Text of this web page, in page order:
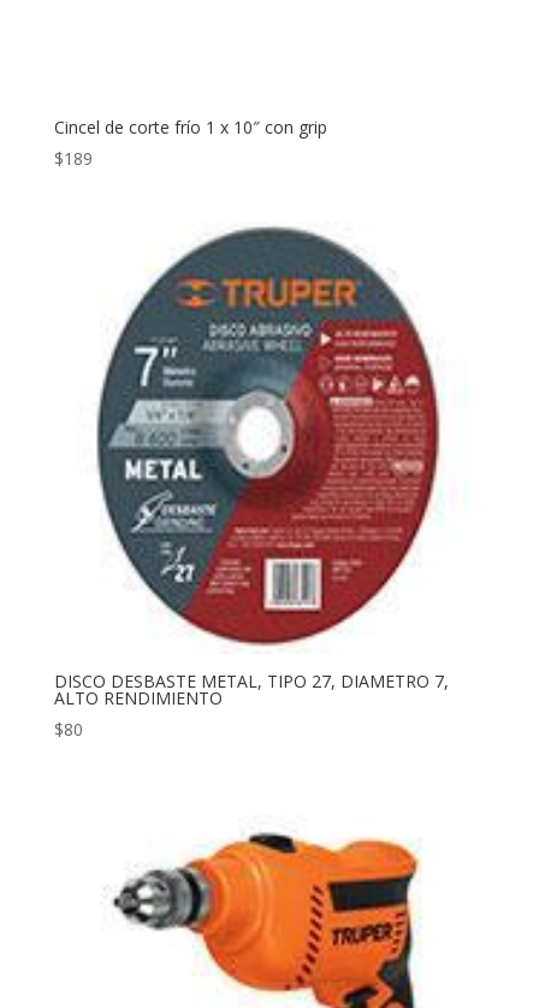
Cincel de corte frío 1 x 10″ con grip
$189
DISCO DESBASTE METAL, TIPO 27, DIAMETRO 7,
ALTO RENDIMIENTO
$80